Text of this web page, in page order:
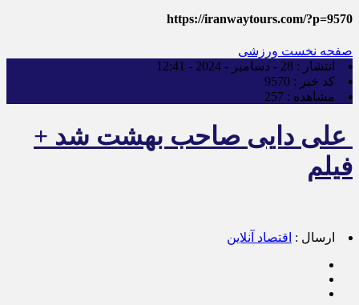
https://iranwaytours.com/?p=9570
صفحه نخست ورزشی
انتشار : 28 - دسامبر - 2024 - 12:41
کد خبر : 9570
مشاهده : 257
علی دایی صاحب بهشت شد +
فیلم
ارسال : اقتصاد آنلاین